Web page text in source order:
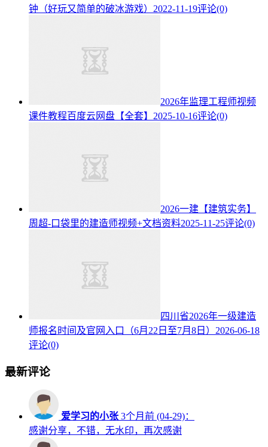
钟（好玩又简单的破冰游戏） 2022-11-19评论(0)
2026年监理工程师视频
课件教程百度云网盘【全套】 2025-10-16评论(0)
2026一建【建筑实务】
周超-口袋里的建造师视频+文档资料2025-11-25评论(0)
四川省2026年一级建造
师报名时间及官网入口（6月22日至7月8日） 2026-06-18
评论(0)
最新评论
爱学习的小张 3个月前 (04-29)：
感谢分享，不错，无水印，再次感谢